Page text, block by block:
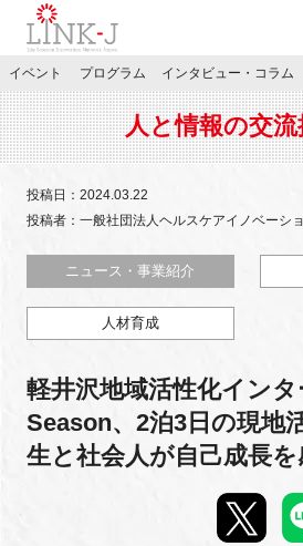
JP／EN
特別会員専用メニュー
施設ご予約
お問い合わせ
マイページ
イベント プログラム インタビュー・コラム
人と情報の交
投稿日：2024.03.22
投稿者：一般社団法人ヘルスケアイノベーシ
ニュース・事業紹介
人材育成
軽井沢地域活性化イン
Season、2泊3日の現地
生と社会人が自己成長